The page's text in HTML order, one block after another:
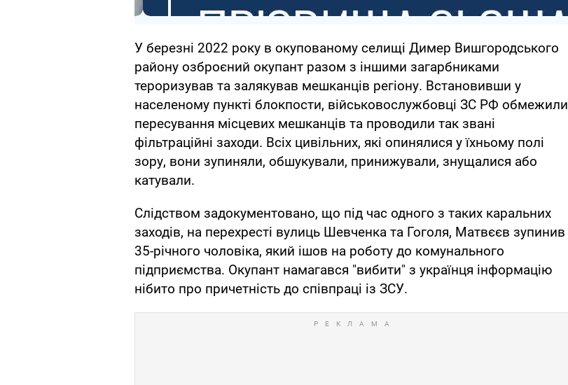
У березні 2022 року в окупованому селищі Димер Вишгородського
району озброєний окупант разом з іншими загарбниками
тероризував та залякував мешканців регіону. Встановивши у
населеному пункті блокпости, військовослужбовці ЗС РФ обмежили
пересування місцевих мешканців та проводили так звані
фільтраційні заходи. Всіх цивільних, які опинялися у їхньому полі
зору, вони зупиняли, обшукували, принижували, знущалися або
катували.
Слідством задокументовано, що під час одного з таких каральних
заходів, на перехресті вулиць Шевченка та Гоголя, Матвєєв зупинив
35-річного чоловіка, який ішов на роботу до комунального
підприємства. Окупант намагався "вибити" з українця інформацію
нібито про причетність до співпраці із ЗСУ.